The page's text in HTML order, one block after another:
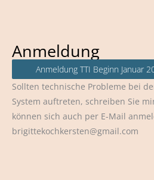
Anmeldung
Anmeldung TTI Beginn Januar
Sollten technische Probleme bei
System auftreten, schreiben Sie
können sich auch per E-Mail
brigittekochkersten@gmail.com